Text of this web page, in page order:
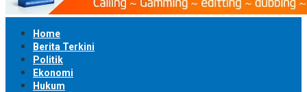
Home
Berita Terkini
Politik
Ekonomi
Hukum